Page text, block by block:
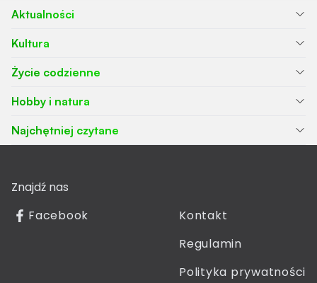
Aktualności
Kultura
Życie codzienne
Hobby i natura
Najchętniej czytane
Znajdź nas
Facebook
Kontakt
Regulamin
Polityka prywatności